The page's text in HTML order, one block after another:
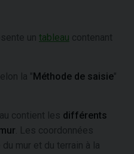
un tableau contenant
la "Méthode de saisie"
contient les différents
. Les coordonnées
mur et du terrain à la